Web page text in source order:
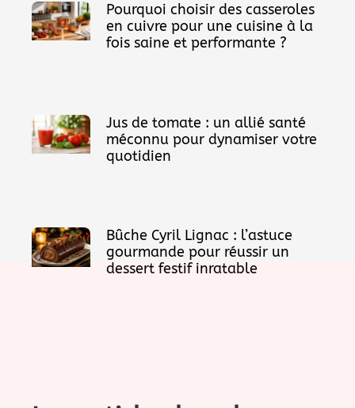
Pourquoi choisir des casseroles
en cuivre pour une cuisine à la
fois saine et performante ?
Jus de tomate : un allié santé
méconnu pour dynamiser votre
quotidien
Bûche Cyril Lignac : l’astuce
gourmande pour réussir un
dessert festif inratable